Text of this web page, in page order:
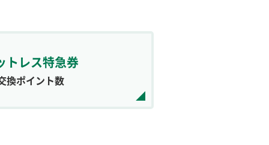
トレス特急券
換ポイント数